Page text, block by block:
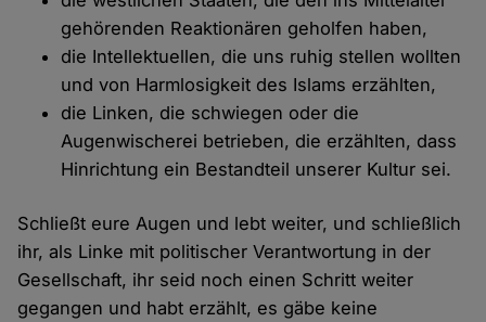
gehörenden Reaktionären geholfen haben,
die Intellektuellen, die uns ruhig stellen wollten
und von Harmlosigkeit des Islams erzählten,
die Linken, die schwiegen oder die
Augenwischerei betrieben, die erzählten, dass
Hinrichtung ein Bestandteil unserer Kultur sei.
Schließt eure Augen und lebt weiter, und schließlich
ihr, als Linke mit politischer Verantwortung in der
Gesellschaft, ihr seid noch einen Schritt weiter
gegangen und habt erzählt, es gäbe keine